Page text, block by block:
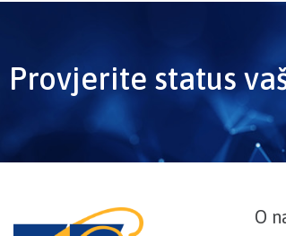
Provjerite status
O